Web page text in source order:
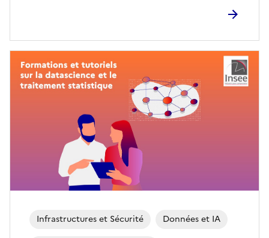
Infrastructures et Sécurité Données et IA